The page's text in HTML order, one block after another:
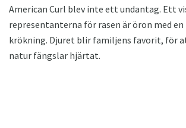
American Curl blev inte ett undantag. Ett
representanterna för rasen är öron med
krökning. Djuret blir familjens favorit, för
natur fängslar hjärtat.